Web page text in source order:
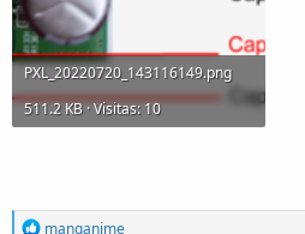
PXL_20220720_143116149.png
511.2 KB · Visitas: 10
R
manganime